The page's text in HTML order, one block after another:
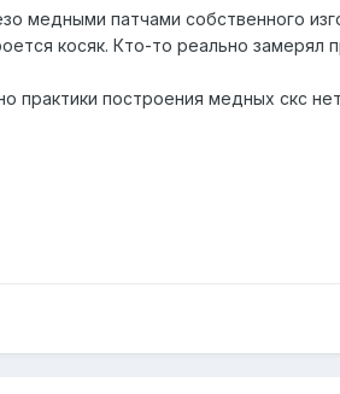
медными патчами собственного
косяк. Кто-то реально
практики построения медных скс